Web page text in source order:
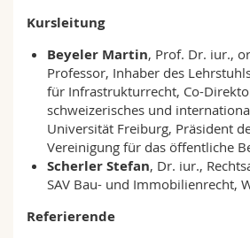
Kursleitung
Beyeler Martin, Prof. Dr. iur.,
Professor, Inhaber des
für Infrastrukturrecht, Co-
schweizerisches und
Universität Freiburg, Präsident
Vereinigung für das öffentliche
Scherler Stefan, Dr. iur.,
SAV Bau- und Immobilienrecht,
Referierende